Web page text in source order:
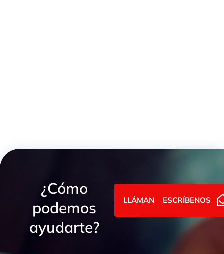
¿Cómo
podemos
ayudarte?
LLÁMANOSESCRÍBENOS